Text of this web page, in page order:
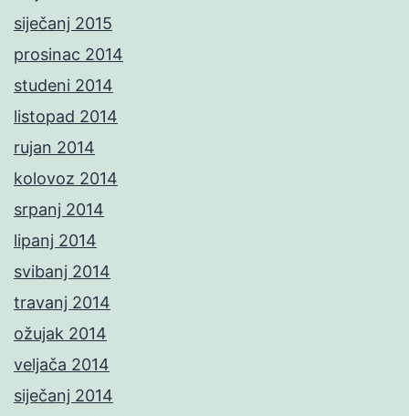
siječanj 2015
prosinac 2014
studeni 2014
listopad 2014
rujan 2014
kolovoz 2014
srpanj 2014
lipanj 2014
svibanj 2014
travanj 2014
ožujak 2014
veljača 2014
siječanj 2014